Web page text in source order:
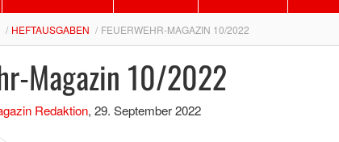
HEFTAUSGABEN FEUERWEHR-MAGAZIN 10/2022
Magazin 10/2022
Redaktion, 29. September 2022